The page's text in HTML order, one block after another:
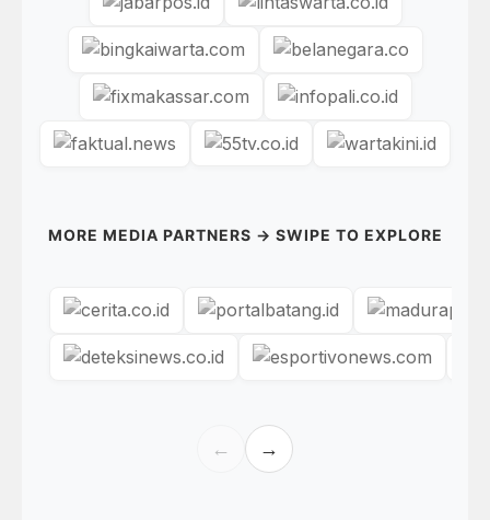
MORE MEDIA PARTNERS → SWIPE TO EXPLORE
← →